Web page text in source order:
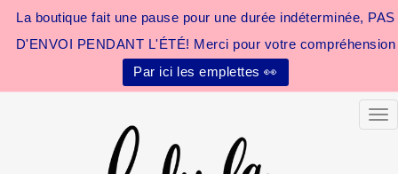
La boutique fait une pause pour une durée indéterminée, PAS
D'ENVOI PENDANT L'ÉTÉ! Merci pour votre compréhension
Par ici les emplettes 👀